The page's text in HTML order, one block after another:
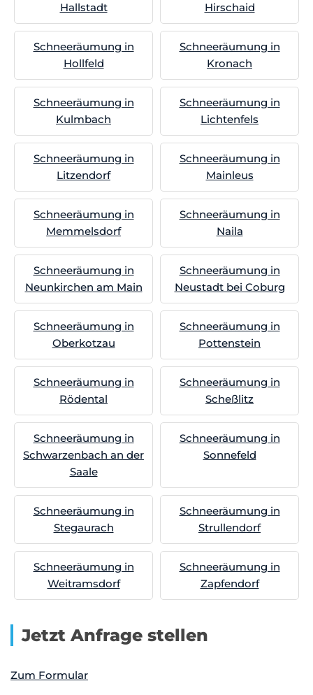
Hallstadt
Hirschaid
Schneeräumung in
Hollfeld
Schneeräumung in
Kronach
Schneeräumung in
Kulmbach
Schneeräumung in
Lichtenfels
Schneeräumung in
Litzendorf
Schneeräumung in
Mainleus
Schneeräumung in
Memmelsdorf
Schneeräumung in
Naila
Schneeräumung in
Neunkirchen am Main
Schneeräumung in
Neustadt bei Coburg
Schneeräumung in
Oberkotzau
Schneeräumung in
Pottenstein
Schneeräumung in
Rödental
Schneeräumung in
Scheßlitz
Schneeräumung in
Schwarzenbach an der
Saale
Schneeräumung in
Sonnefeld
Schneeräumung in
Stegaurach
Schneeräumung in
Strullendorf
Schneeräumung in
Weitramsdorf
Schneeräumung in
Zapfendorf
Jetzt Anfrage stellen
Zum Formular